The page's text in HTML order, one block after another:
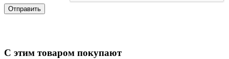
Отправить
С этим товаром покупают